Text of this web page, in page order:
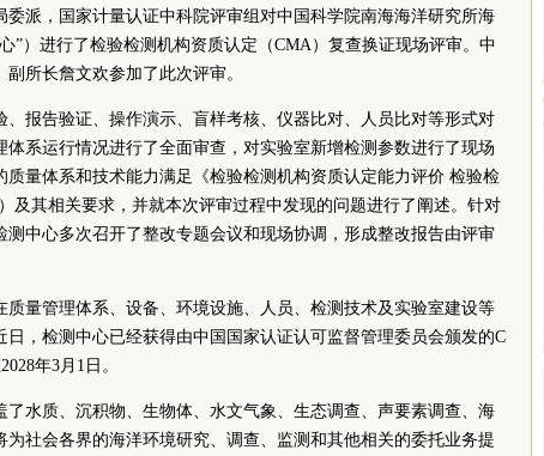
委派，国家计量认证中科院评审组对中国科学院南海海洋研究所海
”）进行了检验检测机构资质认定（CMA）复查换证现场评审。中
所长詹文欢参加了此次评审。
、报告验证、操作演示、盲样考核、仪器比对、人员比对等形式对
系运行情况进行了全面审查，对实验室新增检测参数进行了现场
量体系和技术能力满足《检验检测机构资质认定能力评价 检验检
及其相关要求，并就本次评审过程中发现的问题进行了阐述。针对
中心多次召开了整改专题会议和现场协调，形成整改报告由评审
质量管理体系、设备、环境设施、人员、检测技术及实验室建设等
，检测中心已经获得由中国国家认证认可监督管理委员会颁发的C
年3月1日。
了水质、沉积物、生物体、水文气象、生态调查、声要素调查、海
为社会各界的海洋环境研究、调查、监测和其他相关的委托业务提